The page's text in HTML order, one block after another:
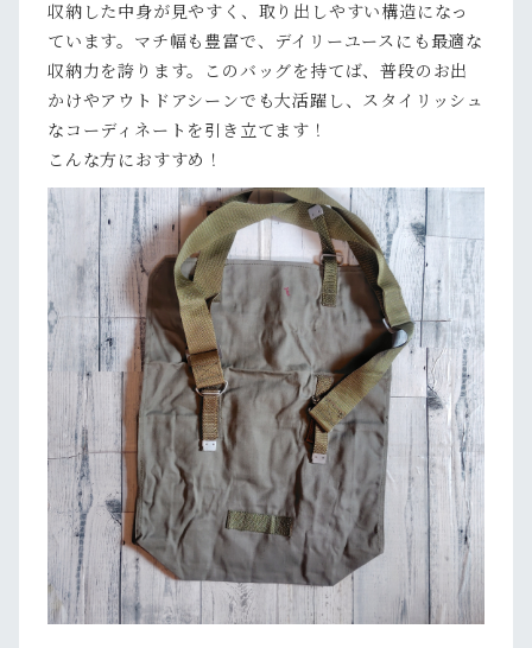
収納した中身が見やすく、取り出しやすい構造になっ
ています。マチ幅も豊富で、デイリーユースにも最適な
収納力を誇ります。このバッグを持てば、普段のお出
かけやアウトドアシーンでも大活躍し、スタイリッシュ
なコーディネートを引き立てます！
こんな方におすすめ！